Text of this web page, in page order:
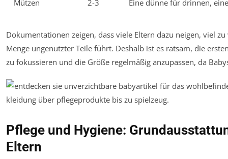
Mützen 2-3 Eine dünne für drinnen,
Dokumentationen zeigen, dass viele Eltern dazu neigen, viel
Menge ungenutzter Teile führt. Deshalb ist es ratsam, die
zu fokussieren und die Größe regelmäßig anzupassen, da
Pflege und Hygiene:
Eltern